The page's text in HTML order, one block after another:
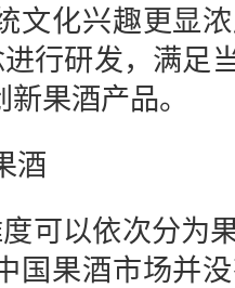
文化兴趣更显
进行研发，满足
果酒产品。
酒
可以依次分为
国果酒市场并